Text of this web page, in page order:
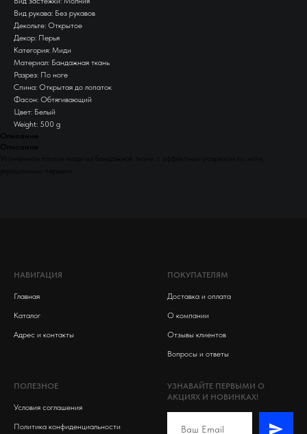
Вид рукава: Без рукавов
Декольте: Открытое
Декор: Перья
Категория: Миди
Материал: Бандажная ткань
Разрез: По ноге
Спина: Открытая до лопаток
Фасон: Обтягивающий
Цвет: Белый
Weight: 500 g
Описание
Описание
Утонченное платье миди из бандажной ткани с эффектным разрезом по ноге,
украшенным перьями
НАВИГАЦИЯ
Главная
Каталог
Адрес и контакты
ПОКУПАТЕЛЯМ
Доставка и оплата
О компании
Отзывы клиентов
Вопросы и ответы
ПОЛЕЗНОЕ
Условия соглашения
Политика конфиденциальности
УЗНАВАЙТЕ ПЕРВЫМИ О
АКЦИЯХ И НОВИНКАХ!